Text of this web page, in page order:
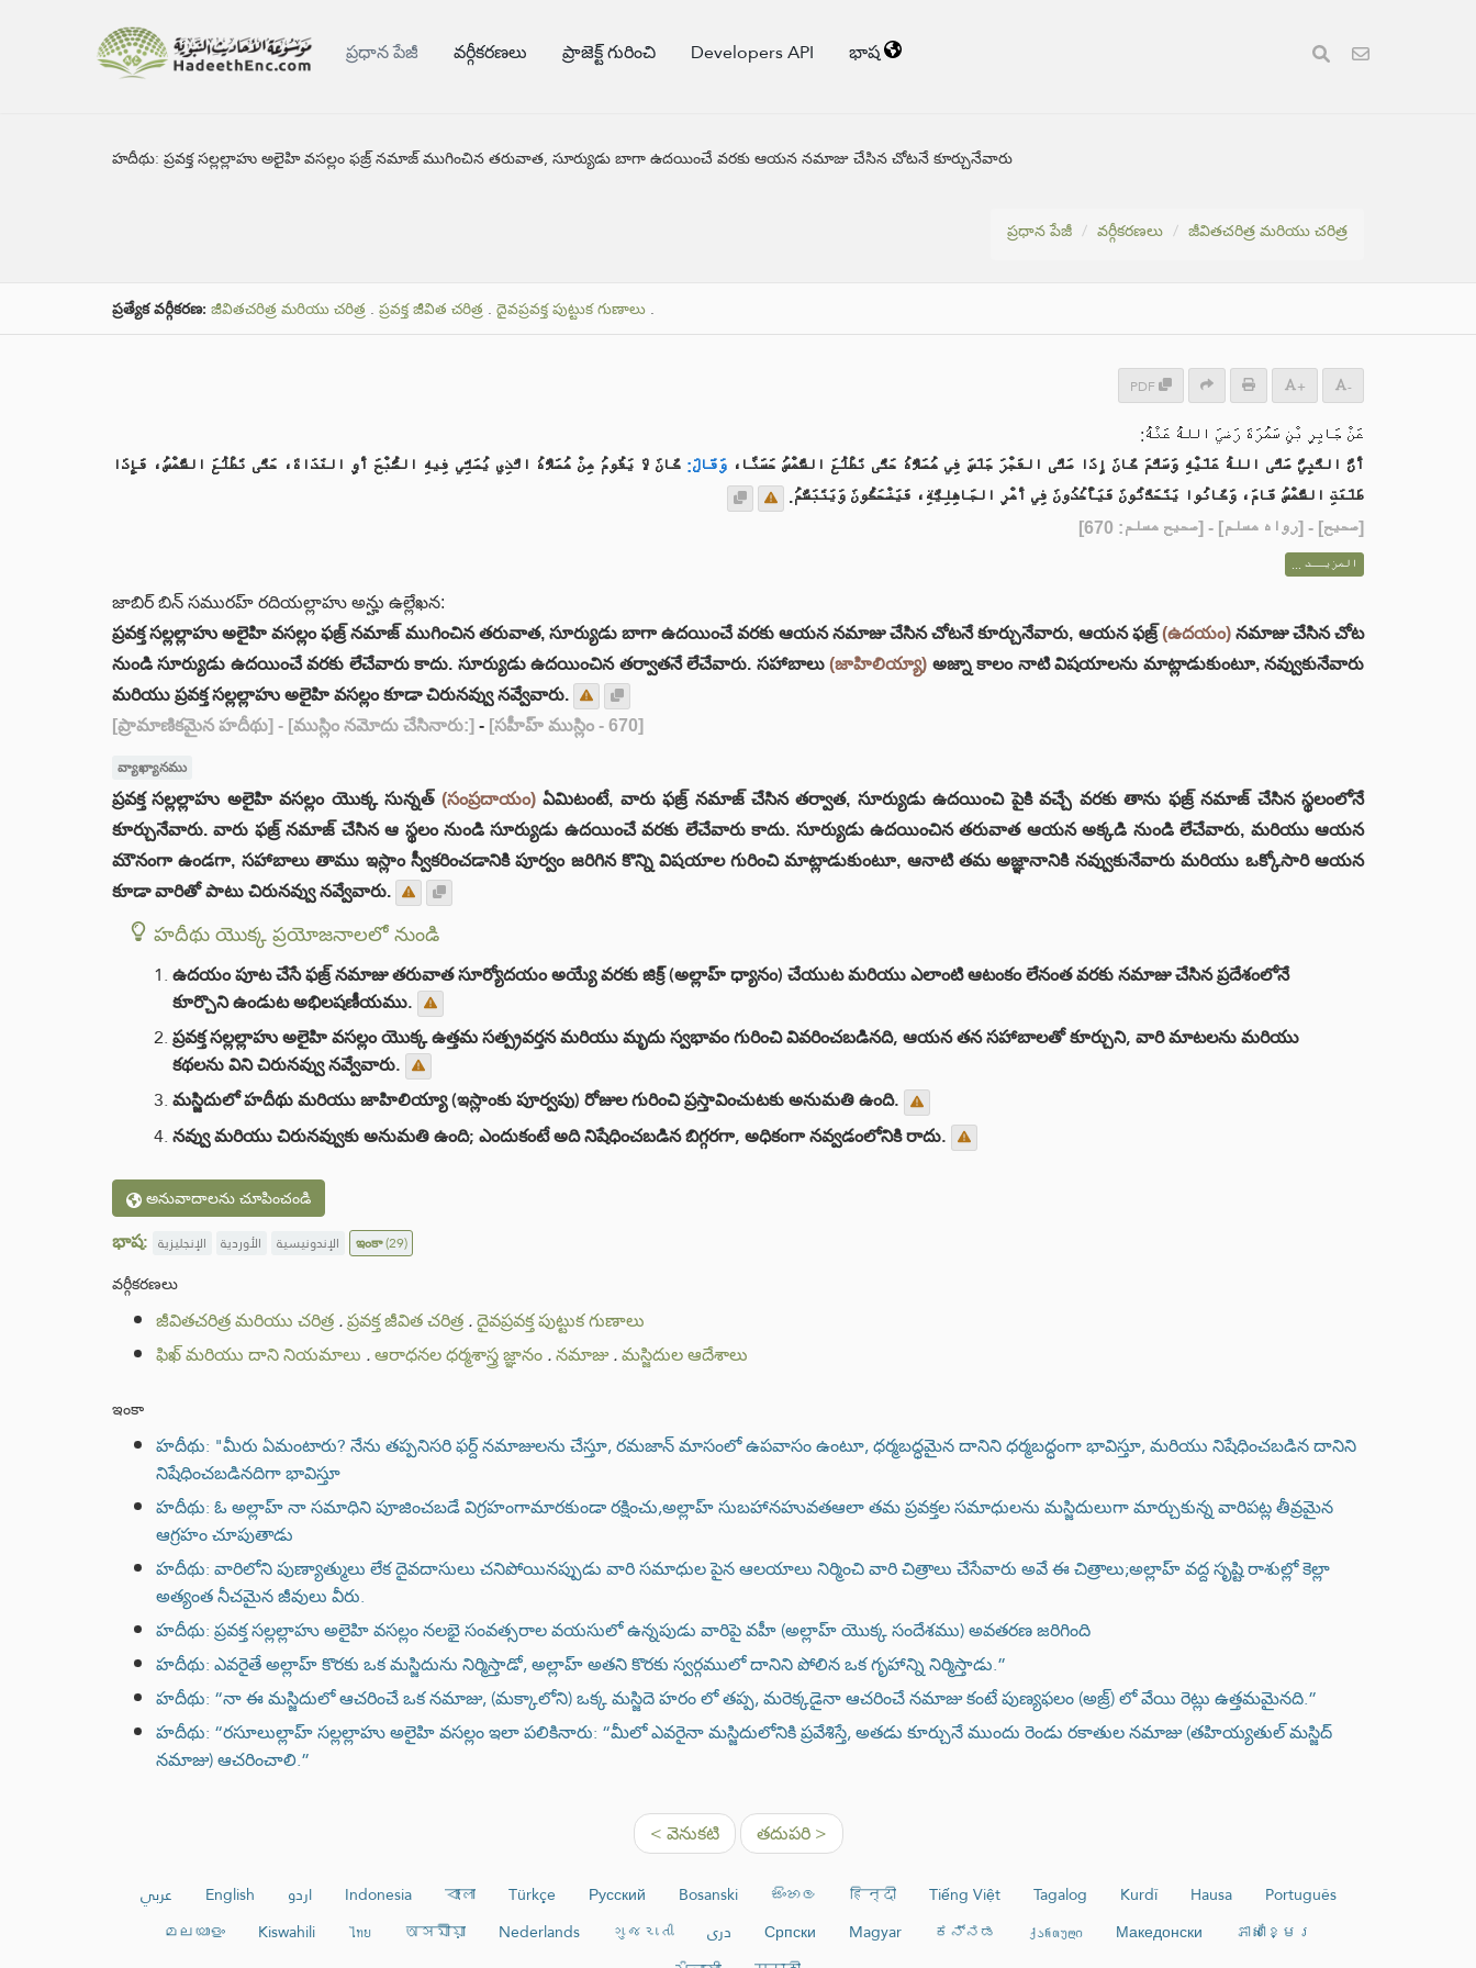
ప్రధాన పేజీ వర్గీకరణలు ప్రాజెక్ట్ గురించి Developers API భాష
హదీథు:ప్రవక్త సల్లల్లాహు అలైహి వసల్లం ఫజ్ర్ నమాజ్ ముగించిన తరువాత, సూర్యుడు బాగా ఉదయించే వరకు ఆయన నమాజు చేసిన చోటనే కూర్చునేవారు
ప్రధాన పేజీ వర్గీకరణలు జీవితచరిత్ర మరియు చరిత్ర
ప్రత్యేక వర్గీకరణ: జీవితచరిత్ర మరియు చరిత్ర . ప్రవక్త జీవిత చరిత్ర . దైవప్రవక్త పుట్టుక గుణాలు .
PDF + -
عَنْ جَابِرِ بْنِ سَمُرَةَ رَضيَ اللهُ عَنْهُ:
أَنَّ النَّبِيَّ صَلَّى اللهُ عَلَيْهِ وَسَلَّمَ كَانَ إِذَا صَلَّى الفَجْرَ جَلَسَ فِي مُصَلَّاهُ حَتَّى تَطْلُعَ الشَّمْسُ حَسَنًا، وَقَالَ: كَانَ لَا يَقُومُ مِنْ مُصَلَّاهُ الَّذِي يُصَلِّي فِيهِ الصُّبْحَ أَوِ الغَدَاةَ، حَتَّى تَطْلُعَ الشَّمْسُ، فَإِذَا
طَلَعَتِ الشَّمْسُ قَامَ، وَكَانُوا يَتَحَدَّثُونَ فَيَأْخُذُونَ فِي أَمْرِ الجَاهِلِيَّةِ، فَيَضْحَكُونَ وَيَتَبَسَّمُ.
[صحيح] - [رواه مسلم] - [صحيح مسلم: 670]
المزيــد ...
జాబిర్ బిన్ సమురహ్ రదియల్లాహు అన్హు ఉల్లేఖన:
ప్రవక్త సల్లల్లాహు అలైహి వసల్లం ఫజ్ర్ నమాజ్ ముగించిన తరువాత, సూర్యుడు బాగా ఉదయించే వరకు ఆయన నమాజు చేసిన చోటనే కూర్చునేవారు, ఆయన ఫజ్ర్ (ఉదయం)నమాజు చేసిన చోట
నుండి సూర్యుడు ఉదయించే వరకు లేచేవారు కాదు. సూర్యుడు ఉదయించిన తర్వాతనే లేచేవారు. సహాబాలు(జాహిలియ్యా) అజ్నా కాలం నాటి విషయాలను మాట్లాడుకుంటూ, నవ్వుకునేవారు
మరియు ప్రవక్త సల్లల్లాహు అలైహి వసల్లం కూడా చిరునవ్వు నవ్వేవారు.
[ప్రామాణికమైన హదీథు] - [ముస్లిం నమోదు చేసినారు:] - [సహీహ్ ముస్లిం - 670]
వ్యాఖ్యానము
ప్రవక్త సల్లల్లాహు అలైహి వసల్లం యొక్క సున్నత్ (సంప్రదాయం)ఏమిటంటే, వారు ఫజ్ర్ నమాజ్ చేసిన తర్వాత, సూర్యుడు ఉదయించి పైకి వచ్చే వరకు తాను ఫజ్ర్ నమాజ్ చేసిన స్థలంలోనే
కూర్చునేవారు. వారు ఫజ్ర్ నమాజ్ చేసిన ఆ స్థలం నుండి సూర్యుడు ఉదయించే వరకు లేచేవారు కాదు. సూర్యుడు ఉదయించిన తరువాత ఆయన అక్కడి నుండి లేచేవారు, మరియు ఆయన
మౌనంగా ఉండగా, సహాబాలు తాము ఇస్లాం స్వీకరించడానికి పూర్వం జరిగిన కొన్ని విషయాల గురించి మాట్లాడుకుంటూ, ఆనాటి తమ అజ్ఞానానికి నవ్వుకునేవారు మరియు ఒక్కోసారి ఆయన
కూడా వారితో పాటు చిరునవ్వు నవ్వేవారు.
హదీథు యొక్క ప్రయోజనాలలో నుండి
ఉదయం పూట చేసే ఫజ్ర్ నమాజు తరువాత సూర్యోదయం అయ్యే వరకు జిక్ర్ (అల్లాహ్ ధ్యానం) చేయుట మరియు ఎలాంటి ఆటంకం లేనంత వరకు నమాజు చేసిన ప్రదేశంలోనే
కూర్చొని ఉండుట అభిలషణీయము.
ప్రవక్త సల్లల్లాహు అలైహి వసల్లం యొక్క ఉత్తమ సత్ప్రవర్తన మరియు మృదు స్వభావం గురించి వివరించబడినది, ఆయన తన సహాబాలతో కూర్చుని, వారి మాటలను మరియు
కథలను విని చిరునవ్వు నవ్వేవారు.
మస్జిదులో హదీథు మరియు జాహిలియ్యా (ఇస్లాంకు పూర్వపు) రోజుల గురించి ప్రస్తావించుటకు అనుమతి ఉంది.
నవ్వు మరియు చిరునవ్వుకు అనుమతి ఉంది; ఎందుకంటే అది నిషేధించబడిన బిగ్గరగా, అధికంగా నవ్వడంలోనికి రాదు.
అనువాదాలను చూపించండి
భాష: الإنجليزية الأوردية الإندونيسية ఇంకా(29)
వర్గీకరణలు
జీవితచరిత్ర మరియు చరిత్ర.ప్రవక్త జీవిత చరిత్ర.దైవప్రవక్త పుట్టుక గుణాలు
ఫిఖ్ మరియు దాని నియమాలు .ఆరాధనల ధర్మశాస్త్ర జ్ఞానం.నమాజు.మస్జిదుల ఆదేశాలు
ఇంకా
హదీథు: "మీరు ఏమంటారు? నేను తప్పనిసరి ఫర్ద్ నమాజులను చేస్తూ, రమజాన్ మాసంలో ఉపవాసం ఉంటూ, ధర్మబద్ధమైన దానిని ధర్మబద్ధంగా భావిస్తూ, మరియు నిషేధించబడిన దానిని
నిషేధించబడినదిగా భావిస్తూ
హదీథు: ఓ అల్లాహ్ నా సమాధిని పూజించబడే విగ్రహంగామారకుండా రక్షించు,అల్లాహ్ సుబహానహువతఆలా తమ ప్రవక్తల సమాధులను మస్జిదులుగా మార్చుకున్న వారిపట్ల తీవ్రమైన
ఆగ్రహం చూపుతాడు
హదీథు: వారిలోని పుణ్యాత్ములు లేక దైవదాసులు చనిపోయినప్పుడు వారి సమాధుల పైన ఆలయాలు నిర్మించి వారి చిత్రాలు చేసేవారు అవే ఈ చిత్రాలు;అల్లాహ్ వద్ద సృష్టి రాశుల్లో కెల్లా
అత్యంత నీచమైన జీవులు వీరు.
హదీథు: ప్రవక్త సల్లల్లాహు అలైహి వసల్లం నలభై సంవత్సరాల వయసులో ఉన్నపుడు వారిపై వహీ (అల్లాహ్ యొక్క సందేశము) అవతరణ జరిగింది
హదీథు: ఎవరైతే అల్లాహ్ కొరకు ఒక మస్జిదును నిర్మిస్తాడో, అల్లాహ్ అతని కొరకు స్వర్గములో దానిని పోలిన ఒక గృహాన్ని నిర్మిస్తాడు.”
హదీథు: “నా ఈ మస్జిదులో ఆచరించే ఒక నమాజు, (మక్కాలోని) ఒక్క మస్జిదె హరం లో తప్ప, మరెక్కడైనా ఆచరించే నమాజు కంటే పుణ్యఫలం (అజ్ర్) లో వేయి రెట్లు ఉత్తమమైనది.”
హదీథు: “రసూలుల్లాహ్ సల్లల్లాహు అలైహి వసల్లం ఇలా పలికినారు: “మీలో ఎవరైనా మస్జిదులోనికి ప్రవేశిస్తే, అతడు కూర్చునే ముందు రెండు రకాతుల నమాజు (తహియ్యతుల్ మస్జిద్
నమాజు) ఆచరించాలి.”
< వెనుకటి తదుపరి >
عربي English اردو Indonesia বাংলা Türkçe Русский Bosanski සිංහල हिन्दी Tiếng Việt Tagalog Kurdî Hausa
Português
മലയാളം
Kiswahili ไทย অসমীয়া Nederlands ગુજરાતી دری Српски Magyar ಕನ್ನಡ ქართული Македонски
ភាសាខ្មែរ